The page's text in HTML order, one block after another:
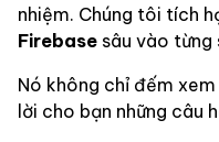
nhiệm. Chúng tôi tích
Firebase sâu vào từng
Nó không chỉ đếm
lời cho bạn những câu